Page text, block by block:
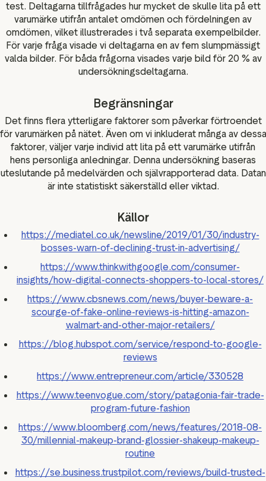
test. Deltagarna tillfrågades hur mycket de skulle lita på ett
varumärke utifrån antalet omdömen och fördelningen av
omdömen, vilket illustrerades i två separata exempelbilder.
För varje fråga visade vi deltagarna en av fem slumpmässigt
valda bilder. För båda frågorna visades varje bild för 20 % av
undersökningsdeltagarna.
Begränsningar
Det finns flera ytterligare faktorer som påverkar förtroendet
för varumärken på nätet. Även om vi inkluderat många av dessa
faktorer, väljer varje individ att lita på ett varumärke utifrån
hens personliga anledningar. Denna undersökning baseras
uteslutande på medelvärden och självrapporterad data. Datan
är inte statistiskt säkerställd eller viktad.
Källor
https://mediatel.co.uk/newsline/2019/01/30/industry-
bosses-warn-of-declining-trust-in-advertising/
https://www.thinkwithgoogle.com/consumer-
insights/how-digital-connects-shoppers-to-local-stores/
https://www.cbsnews.com/news/buyer-beware-a-
scourge-of-fake-online-reviews-is-hitting-amazon-
walmart-and-other-major-retailers/
https://blog.hubspot.com/service/respond-to-google-
reviews
https://www.entrepreneur.com/article/330528
https://www.teenvogue.com/story/patagonia-fair-trade-
program-future-fashion
https://www.bloomberg.com/news/features/2018-08-
30/millennial-makeup-brand-glossier-shakeup-makeup-
routine
https://se.business.trustpilot.com/reviews/build-trusted-